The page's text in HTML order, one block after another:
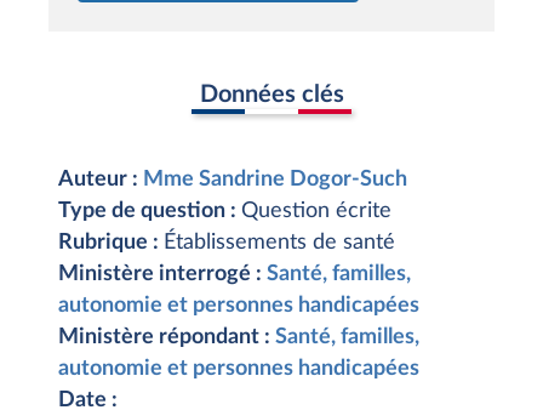
Données clés
Auteur : Mme Sandrine Dogor-Such
Type de question : Question écrite
Rubrique : Établissements de santé
Ministère interrogé : Santé, familles,
autonomie et personnes handicapées
Ministère répondant : Santé, familles,
autonomie et personnes handicapées
Date :